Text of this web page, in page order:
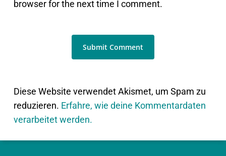
browser for the next time I comment.
Diese Website verwendet Akismet, um Spam zu
reduzieren. Erfahre, wie deine Kommentardaten
verarbeitet werden.